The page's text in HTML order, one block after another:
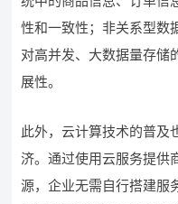
性和一致性；非关系型数
对高并发、大数据量存储
展性。
此外，云计算技术的普及
济。通过使用云服务提供
源，企业无需自行搭建服